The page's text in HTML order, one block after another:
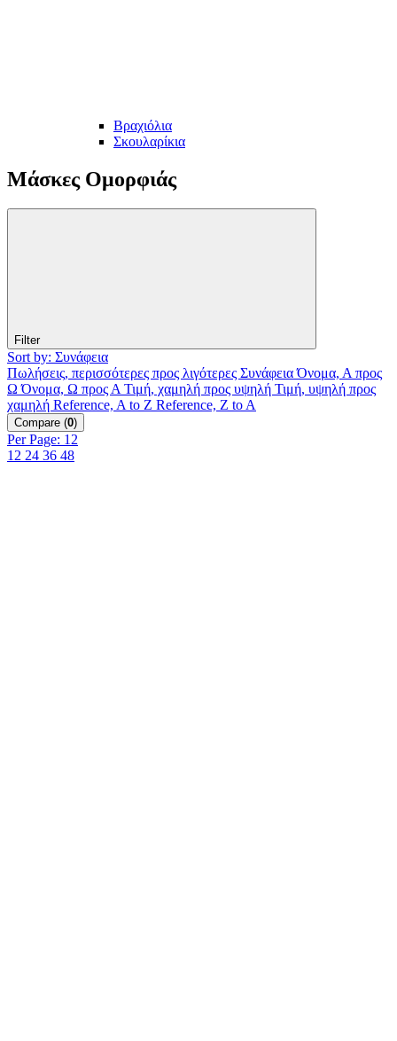
Βραχιόλια
Σκουλαρίκια
Μάσκες Ομορφιάς
Filter
Sort by: Συνάφεια
Πωλήσεις, περισσότερες προς λιγότερες ΣυνάφειαΌνομα, Α προς
ΩΌνομα, Ω προς ΑΤιμή, χαμηλή προς υψηλή Τιμή, υψηλή προς
χαμηλή Reference, A to Z Reference, Z to A
Compare (0)
Per Page: 12
12 24 36 48